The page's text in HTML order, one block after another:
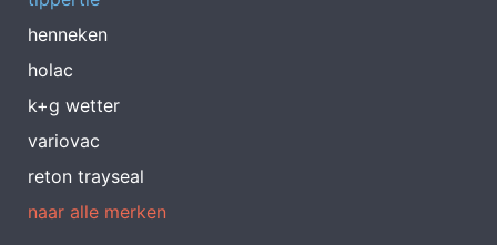
henneken
holac
k+g wetter
variovac
reton trayseal
naar alle merken